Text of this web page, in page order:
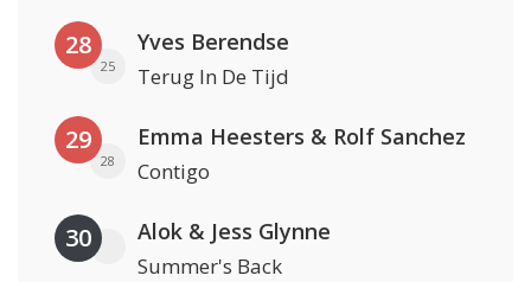
28
25
Yves Berendse
Terug In De Tijd
29
28
Emma Heesters & Rolf Sanchez
Contigo
30 Alok & Jess Glynne
Summer's Back